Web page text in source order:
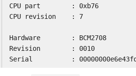
CPU part	: 0xb76
CPU revision	: 7
Hardware	: BCM2708
Revision	: 0010
Serial		: